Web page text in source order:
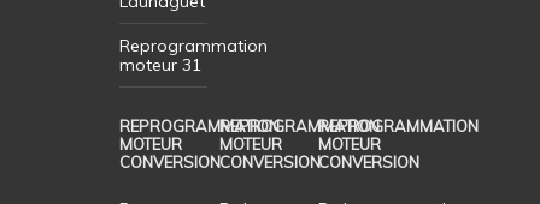
Reprogrammation
moteur 31
REPROGRAMMATION
MOTEUR
CONVERSION
REPROGRAMMATION
MOTEUR
CONVERSION
REPROGRAMMATION
MOTEUR
CONVERSION